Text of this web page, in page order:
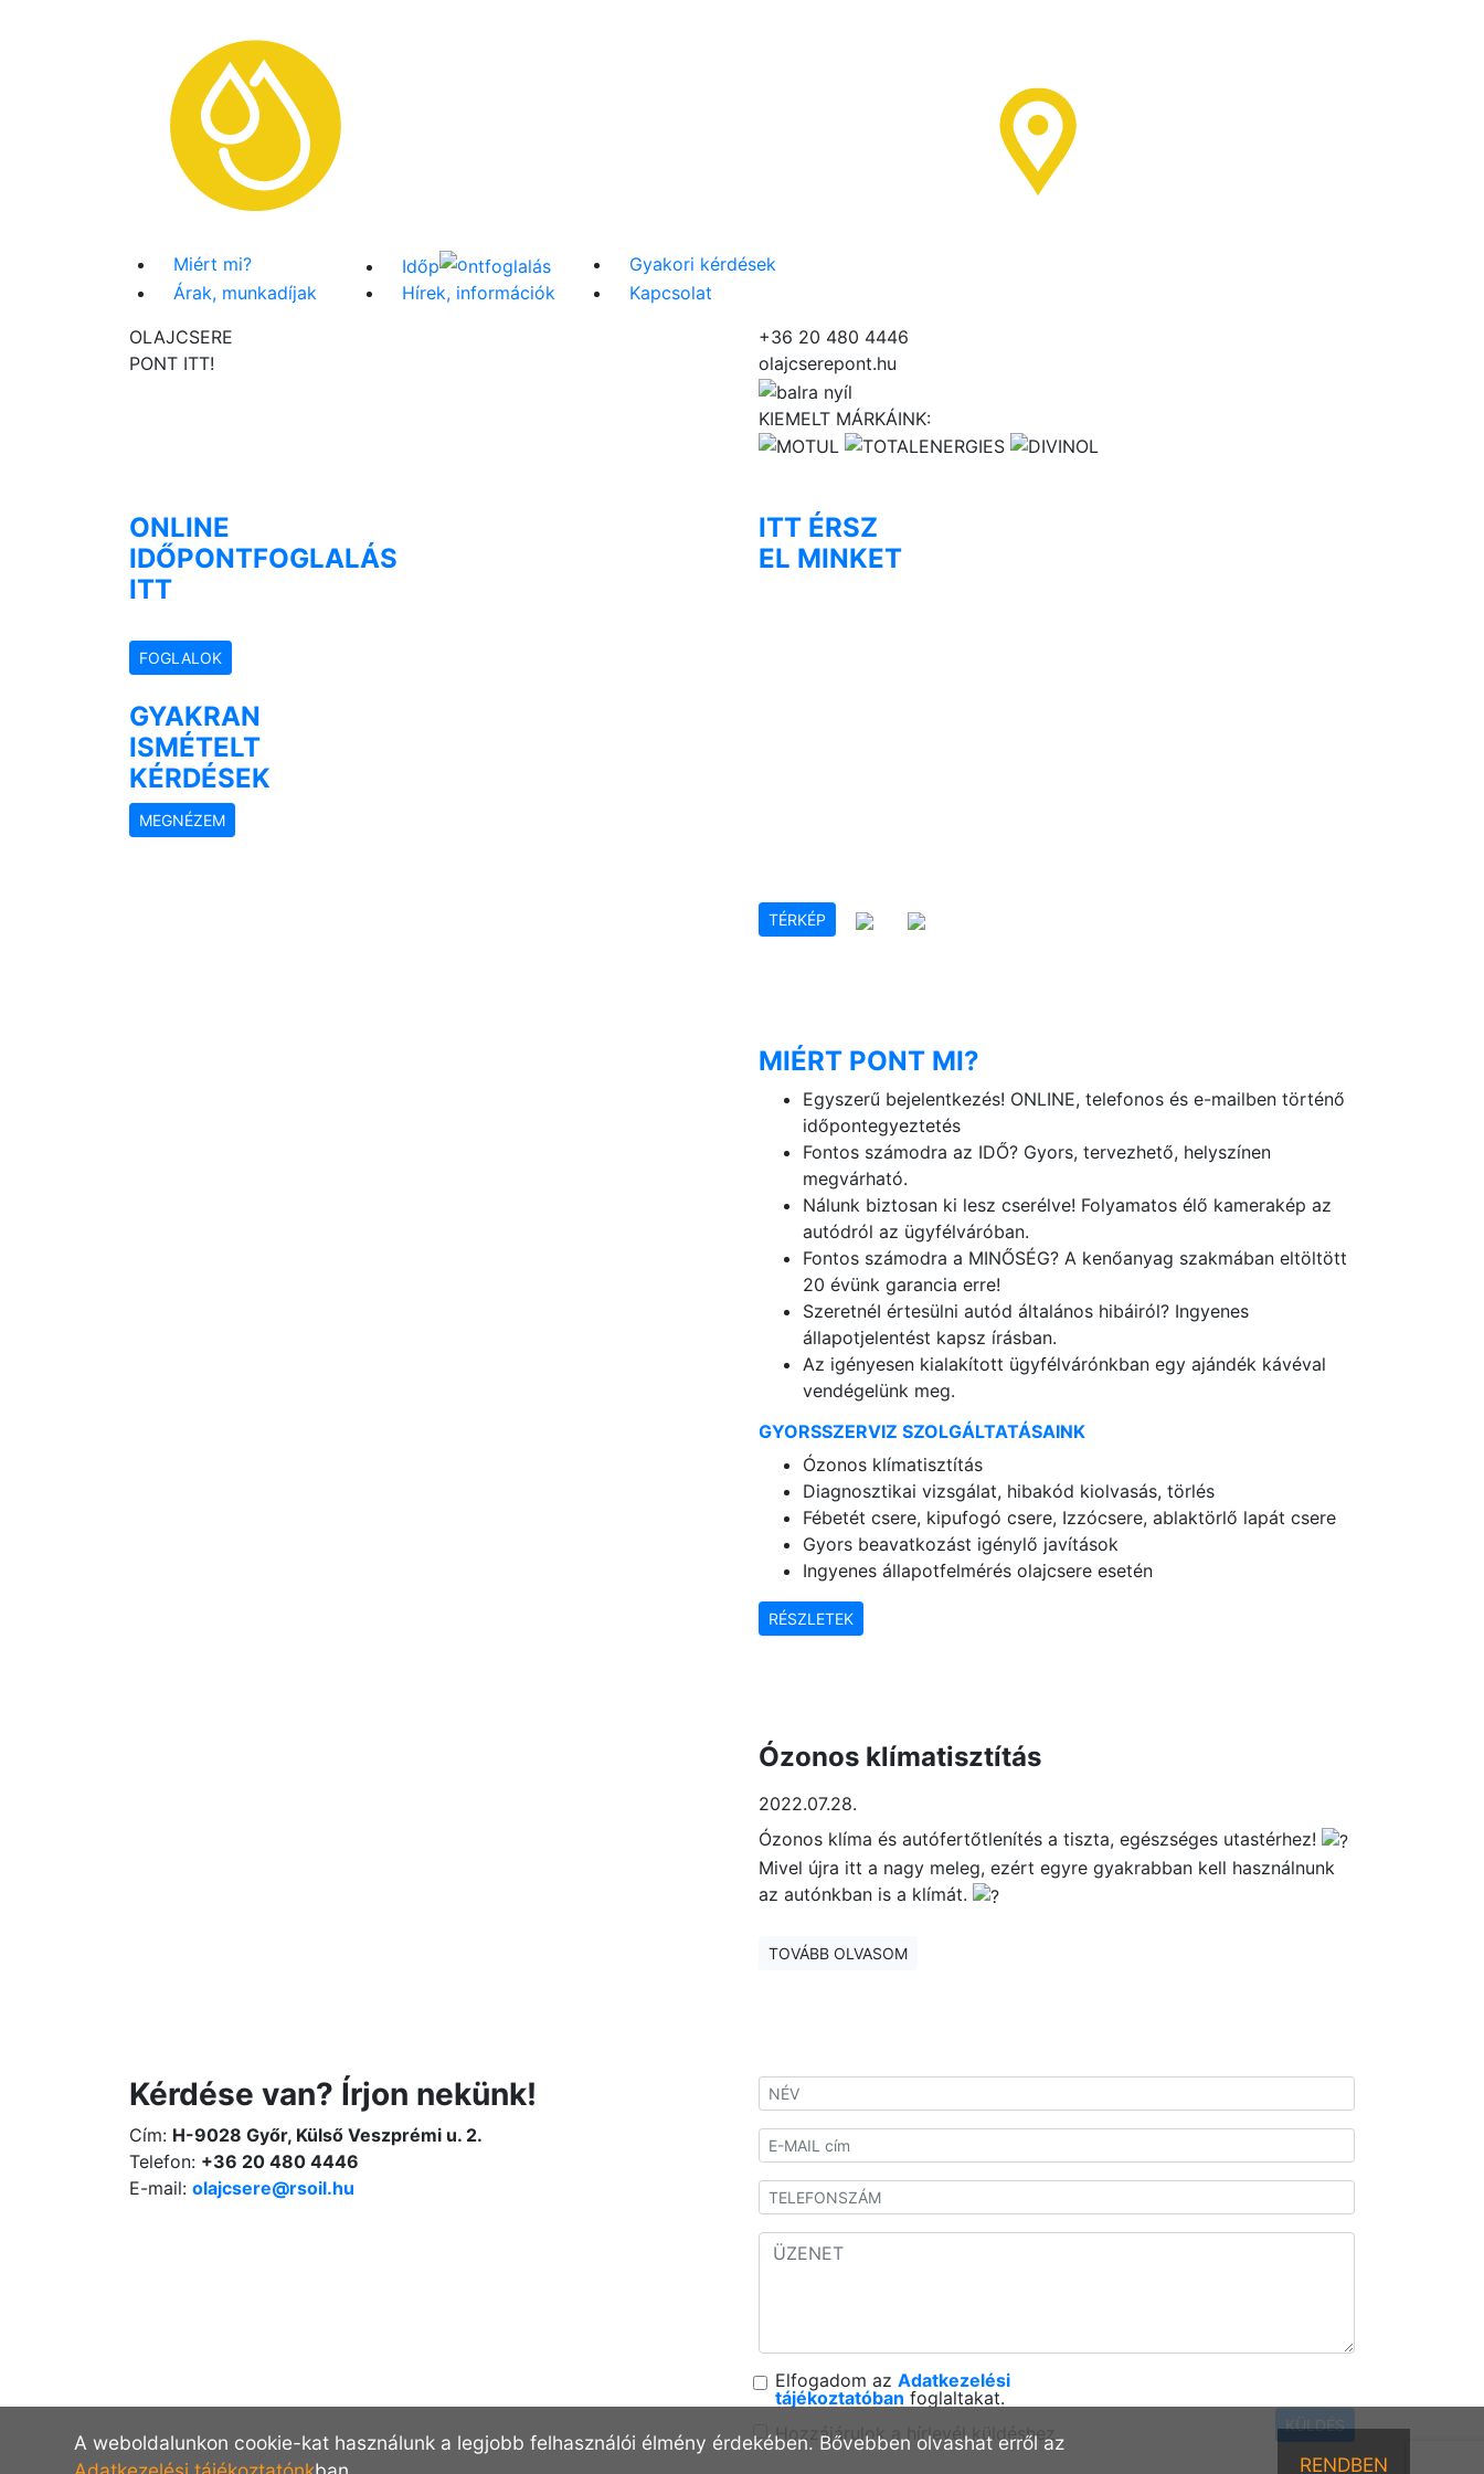
Miért mi? Időp ntfoglalás
Gyakori kérdések
Árak, munkadíjak
Hírek, információk
Kapcsolat
OLAJCSERE
PONT ITT!
+36 20 480 4446
olajcserepont.hu
KIEMELT MÁRKÁINK:
ONLINE
IDŐPONTFOGLALÁS
ITT
FOGLALOK
GYAKRAN
ISMÉTELT
KÉRDÉSEK
MEGNÉZEM
ITT ÉRSZ
EL MINKET
TÉRKÉP
MIÉRT PONT MI?
Egyszerű bejelentkezés! ONLINE, telefonos és e-mailben történő
időpontegyeztetés
Fontos számodra az IDŐ? Gyors, tervezhető, helyszínen
megvárható.
Nálunk biztosan ki lesz cserélve! Folyamatos élő kamerakép az
autódról az ügyfélváróban.
Fontos számodra a MINŐSÉG? A kenőanyag szakmában eltöltött
20 évünk garancia erre!
SzeretnéI értesülni autód általános hibáiról? Ingyenes
állapotjelentést kapsz írásban.
Az igényesen kialakított ügyfélvárónkban egy ajándék kávéval
vendégelünk meg.
GYORSSZERVIZ SZOLGÁLTATÁSAINK
Ózonos klímatisztítás
Diagnosztikai vizsgálat, hibakód kiolvasás, törlés
Fébetét csere, kipufogó csere, Izzócsere, ablaktörlő lapát csere
Gyors beavatkozást igénylő javítások
Ingyenes állapotfelmérés olajcsere esetén
RÉSZLETEK
Ózonos klímatisztítás
2022.07.28.
Ózonos klíma és autófertőtlenítés a tiszta, egészséges utastérhez!
Mivel újra itt a nagy meleg, ezért egyre gyakrabban kell használnunk
az autónkban is a klímát.
TOVÁBB OLVASOM
Kérdése van? Írjon nekünk!
Cím: H-9028 Győr, Külső Veszprémi u. 2.
Telefon: +36 20 480 4446
E-mail: olajcsere@rsoil.hu
Elfogadom az Adatkezelési
tájékoztatóban foglaltakat.
Hozzájárulok a hírlevél küldéshez.
KÜLDÉS
A weboldalunkon cookie-kat használunk a legjobb felhasználói élmény érdekében. Bővebben olvashat erről az
RENDBEN